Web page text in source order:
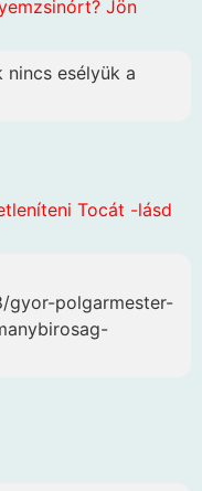
Jön
nincs esélyük a
Tocát -lásd
gyor-polgarmester-